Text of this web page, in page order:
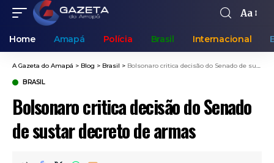
Aa
Home Amapá Polícia Brasil Internacional
A Gazeta do Amapá > Blog > Brasil > Bolsonaro critica decisão do Senado de sustar decreto de armas
BRASIL
Bolsonaro critica decisão do Senado
de sustar decreto de armas